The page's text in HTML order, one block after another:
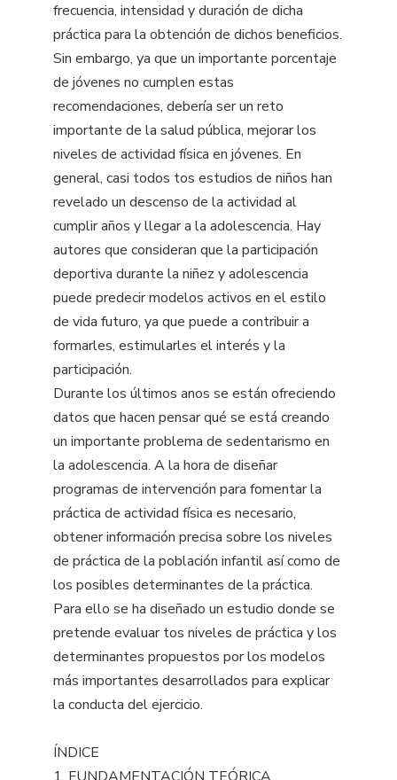
frecuencia, intensidad y duración de dicha
práctica para la obtención de dichos beneficios.
Sin embargo, ya que un importante porcentaje
de jóvenes no cumplen estas
recomendaciones, debería ser un reto
importante de la salud pública, mejorar los
niveles de actividad física en jóvenes. En
general, casi todos tos estudios de niños han
revelado un descenso de la actividad al
cumplir años y llegar a la adolescencia. Hay
autores que consideran que la participación
deportiva durante la niñez y adolescencia
puede predecir modelos activos en el estilo
de vida futuro, ya que puede a contribuir a
formarles, estimularles el interés y la
participación.
Durante los últimos anos se están ofreciendo
datos que hacen pensar qué se está creando
un importante problema de sedentarismo en
la adolescencia. A la hora de diseñar
programas de intervención para fomentar la
práctica de actividad física es necesario,
obtener información precisa sobre los niveles
de práctica de la población infantil así como de
los posibles determinantes de la práctica.
Para ello se ha diseñado un estudio donde se
pretende evaluar tos niveles de práctica y los
determinantes propuestos por los modelos
más importantes desarrollados para explicar
la conducta del ejercicio.
ÍNDICE